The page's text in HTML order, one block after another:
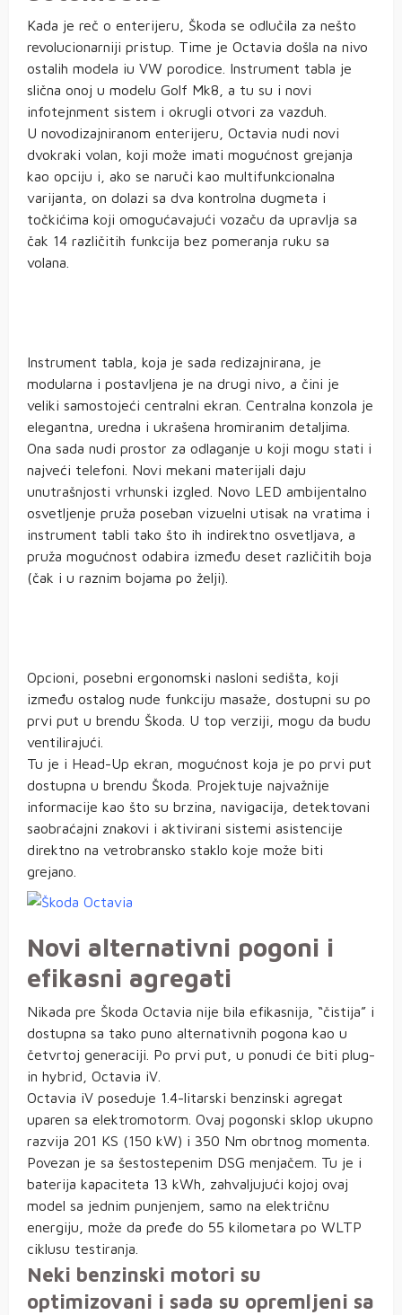
Kada je reč o enterijeru, Škoda se odlučila za nešto
revolucionarniji pristup. Time je Octavia došla na nivo
ostalih modela iu VW porodice. Instrument tabla je
slična onoj u modelu Golf Mk8, a tu su i novi
infotejnment sistem i okrugli otvori za vazduh.
U novodizajniranom enterijeru, Octavia nudi novi
dvokraki volan, koji može imati mogućnost grejanja
kao opciju i, ako se naruči kao multifunkcionalna
varijanta, on dolazi sa dva kontrolna dugmeta i
točkićima koji omogućavajući vozaču da upravlja sa
čak 14 različitih funkcija bez pomeranja ruku sa
volana.
Instrument tabla, koja je sada redizajnirana, je
modularna i postavljena je na drugi nivo, a čini je
veliki samostojeći centralni ekran. Centralna konzola je
elegantna, uredna i ukrašena hromiranim detaljima.
Ona sada nudi prostor za odlaganje u koji mogu stati i
najveći telefoni. Novi mekani materijali daju
unutrašnjosti vrhunski izgled. Novo LED ambijentalno
osvetljenje pruža poseban vizuelni utisak na vratima i
instrument tabli tako što ih indirektno osvetljava, a
pruža mogućnost odabira između deset različitih boja
(čak i u raznim bojama po želji).
Opcioni, posebni ergonomski nasloni sedišta, koji
između ostalog nude funkciju masaže, dostupni su po
prvi put u brendu Škoda. U top verziji, mogu da budu
ventilirajući.
Tu je i Head-Up ekran, mogućnost koja je po prvi put
dostupna u brendu Škoda. Projektuje najvažnije
informacije kao što su brzina, navigacija, detektovani
saobraćajni znakovi i aktivirani sistemi asistencije
direktno na vetrobransko staklo koje može biti
grejano.
Novi alternativni pogoni i
efikasni agregati
Nikada pre Škoda Octavia nije bila efikasnija, “čistija” i
dostupna sa tako puno alternativnih pogona kao u
četvrtoj generaciji. Po prvi put, u ponudi će biti plug-
in hybrid, Octavia iV.
Octavia iV poseduje 1.4-litarski benzinski agregat
uparen sa elektromotorm. Ovaj pogonski sklop ukupno
razvija 201 KS (150 kW) i 350 Nm obrtnog momenta.
Povezan je sa šestostepenim DSG menjačem. Tu je i
baterija kapaciteta 13 kWh, zahvaljujući kojoj ovaj
model sa jednim punjenjem, samo na električnu
energiju, može da pređe do 55 kilometara po WLTP
ciklusu testiranja.
Neki benzinski motori su
optimizovani i sada su opremljeni sa